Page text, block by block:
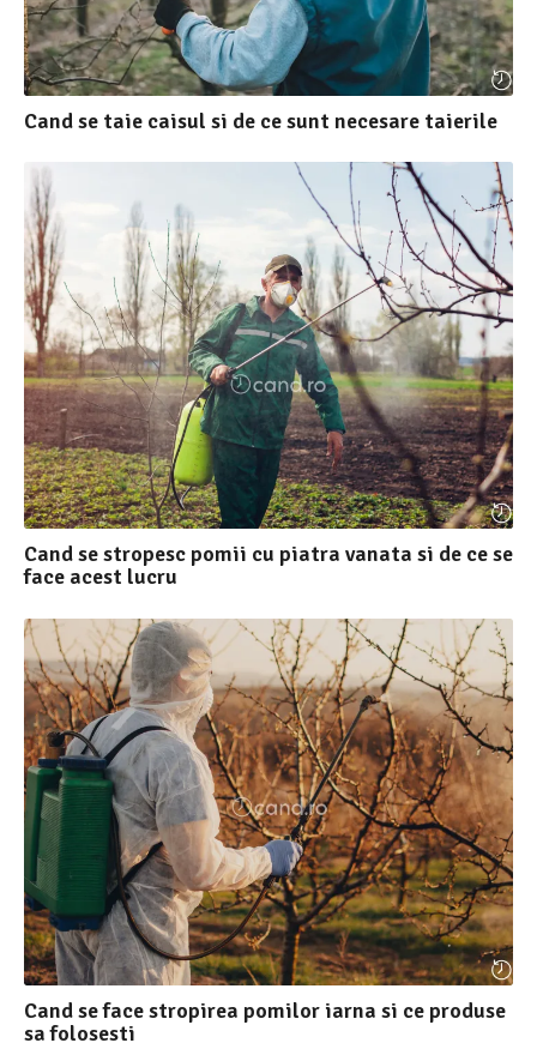
Cand se taie caisul si de ce sunt necesare taierile
Cand se stropesc pomii cu piatra vanata si de ce se
face acest lucru
Cand se face stropirea pomilor iarna si ce produse
sa folosesti